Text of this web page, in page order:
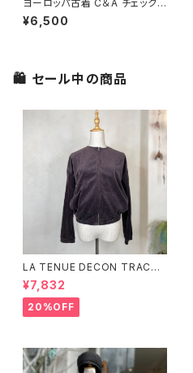
ヨーロッパ古着 C＆A チェック
フレアスカート＜ミックス＞
¥6,500
🛍 セール中の商品
LA TENUE DECON TRACTE
E ブラウンジャケット
¥7,832
20%OFF